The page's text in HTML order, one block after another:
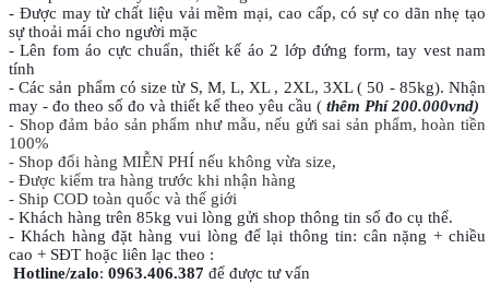
- Được may từ chất liệu vải mềm mại, cao cấp, có sự co dãn nhẹ tạo
sự thoải mái cho người mặc
- Lên fom áo cực chuẩn, thiết kế áo 2 lớp đứng form, tay vest nam
tính
- Các sản phẩm có size từ S, M, L, XL , 2XL, 3XL ( 50 - 85kg). Nhận
may - đo theo số đo và thiết kế theo yêu cầu ( thêm Phí 200.000vnd)
- Shop đảm bảo sản phẩm như mẫu, nếu gửi sai sản phẩm, hoàn tiền
100%
- Shop đổi hàng MIỄN PHÍ nếu không vừa size,
- Được kiểm tra hàng trước khi nhận hàng
- Ship COD toàn quốc và thế giới
- Khách hàng trên 85kg vui lòng gửi shop thông tin số đo cụ thể.
- Khách hàng đặt hàng vui lòng để lại thông tin: cân nặng + chiều
cao + SĐT hoặc liên lạc theo :
Hotline/zalo: 0963.406.387 để được tư vấn